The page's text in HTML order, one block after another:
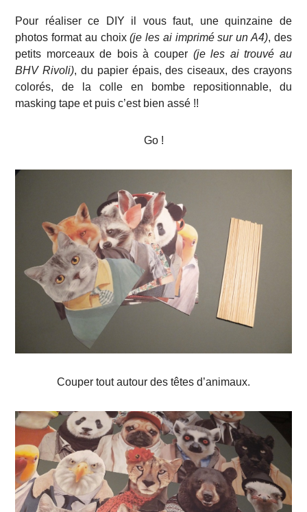
Pour réaliser ce DIY il vous faut, une quinzaine de
photos format au choix(je les ai imprimé sur un A4), des
petits morceaux de bois à couper (je les ai trouvé au
BHV Rivoli), du papier épais, des ciseaux, des crayons
colorés, de la colle en bombe repositionnable, du
masking tape et puis c’est bien assé !!
Go !
Couper tout autour des têtes d’animaux.